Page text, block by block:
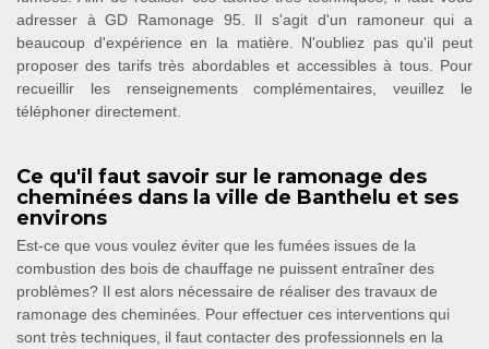
adresser à GD Ramonage 95. Il s'agit d'un ramoneur qui a
beaucoup d'expérience en la matière. N'oubliez pas qu'il peut
proposer des tarifs très abordables et accessibles à tous. Pour
recueillir les renseignements complémentaires, veuillez le
téléphoner directement.
Ce qu'il faut savoir sur le ramonage des
cheminées dans la ville de Banthelu et ses
environs
Est-ce que vous voulez éviter que les fumées issues de la
combustion des bois de chauffage ne puissent entraîner des
problèmes? Il est alors nécessaire de réaliser des travaux de
ramonage des cheminées. Pour effectuer ces interventions qui
sont très techniques, il faut contacter des professionnels en la